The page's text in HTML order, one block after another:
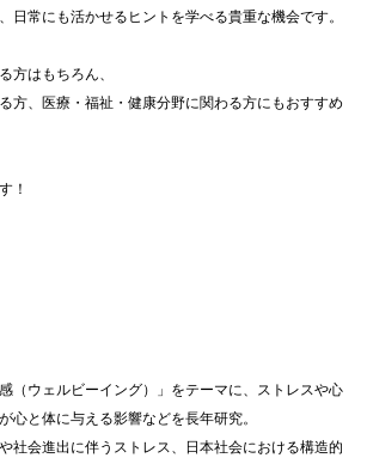
日常にも活かせるヒントを学べる貴重な機会です。
方はもちろん、
方、医療・福祉・健康分野に関わる方にもおすすめ
！
（ウェルビーイング）」をテーマに、ストレスや心
心と体に与える影響などを長年研究。
社会進出に伴うストレス、日本社会における構造的